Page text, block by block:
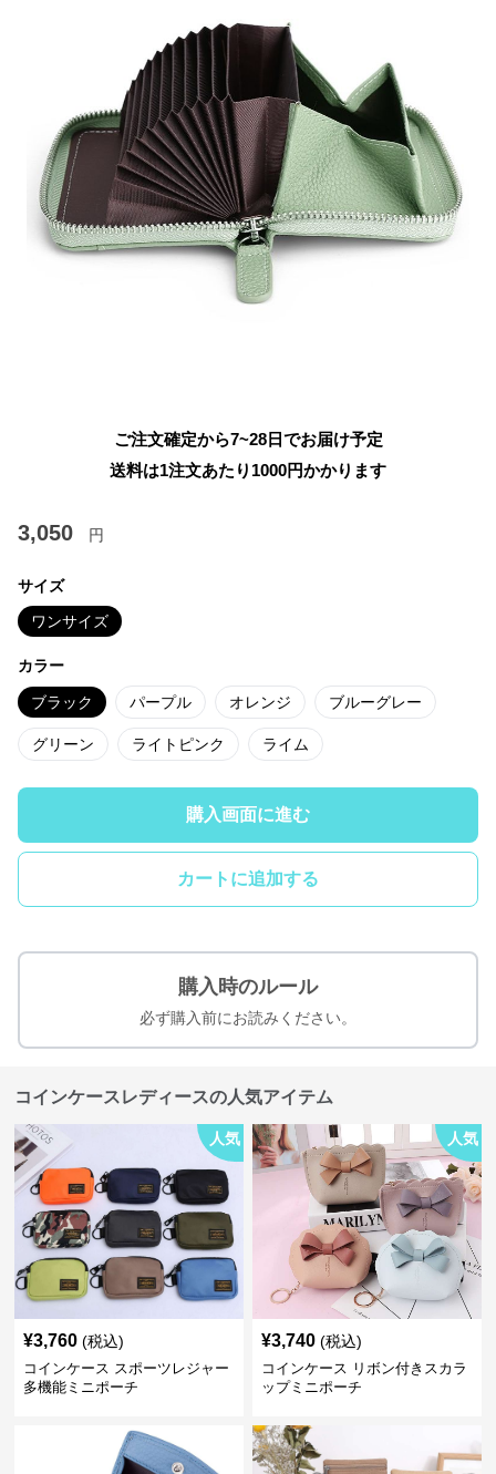
ご注文確定から7~28日でお届け予定
送料は1注文あたり 1000円かかります
3,050 円
サイズ
ワンサイズ
カラー
ブラック パープル オレンジ ブルーグレー
グリーン ライトピンク ライム
購入画面に進む
カートに追加する
購入時のルール
必ず購入前にお読みください。
コインケースレディースの人気アイテム
人気
¥3,760 (税込)
コインケース スポーツレジャー
多機能ミニポーチ
人気
¥3,740 (税込)
コインケース リボン付きスカラ
ップミニポーチ